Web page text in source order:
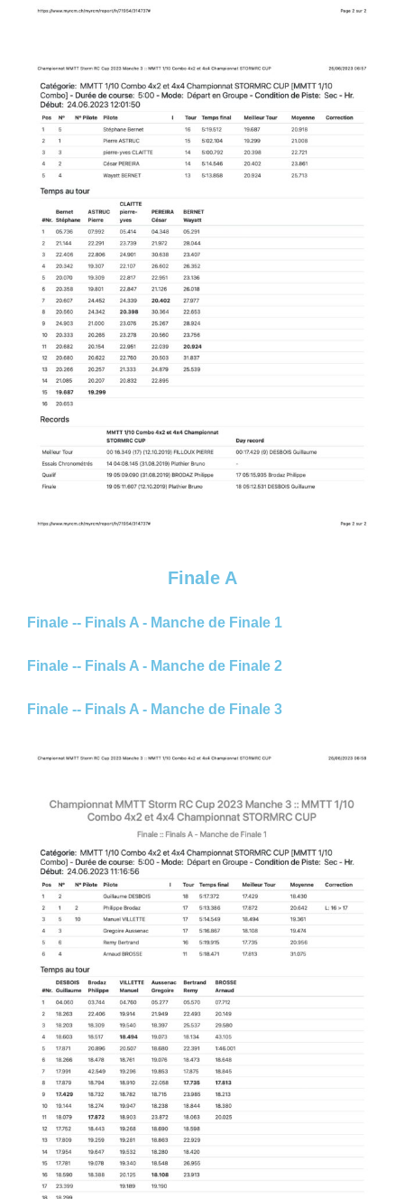
Finale A
Finale -- Finals A - Manche de Finale 1
Finale -- Finals A - Manche de Finale 2
Finale -- Finals A - Manche de Finale 3